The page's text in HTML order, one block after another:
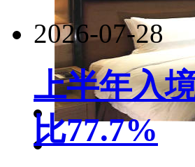
2026-07-28
上半年入
比77.7%